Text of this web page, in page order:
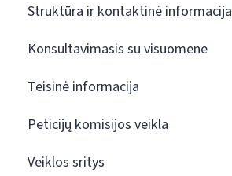
Struktūra ir kontaktinė informacija
Konsultavimasis su visuomene
Teisinė informacija
Peticijų komisijos veikla
Veiklos sritys